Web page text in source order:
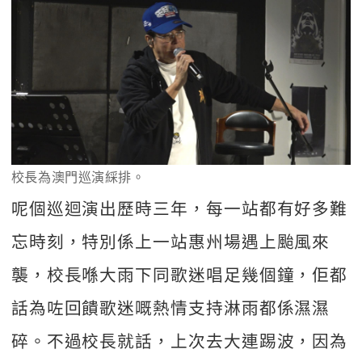
校長為澳門巡演綵排。
呢個巡迴演出歷時三年，每一站都有好多難
忘時刻，特別係上一站惠州場遇上颱風來
襲，校長喺大雨下同歌迷唱足幾個鐘，佢都
話為咗回饋歌迷嘅熱情支持淋雨都係濕濕
碎。不過校長就話，上次去大連踢波，因為